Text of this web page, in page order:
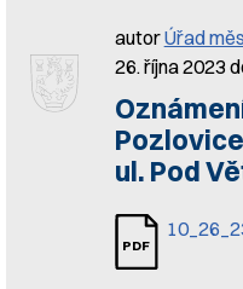
autorÚřad
26. října 2023
ul. Pod